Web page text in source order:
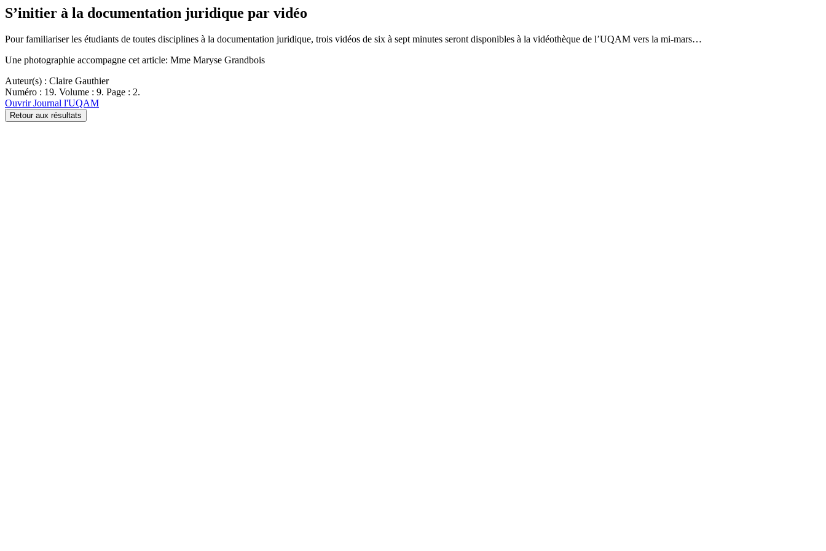
S’initier à la documentation juridique par vidéo
Pour familiariser les étudiants de toutes disciplines à la documentation juridique, trois vidéos de six à sept minutes seront disponibles à la vidéothèque de l’UQAM vers la mi-mars…
Une photographie accompagne cet article: Mme Maryse Grandbois
Auteur(s) : Claire Gauthier
Numéro : 19. Volume : 9. Page : 2.
Ouvrir Journal l'UQAM
Retour aux résultats